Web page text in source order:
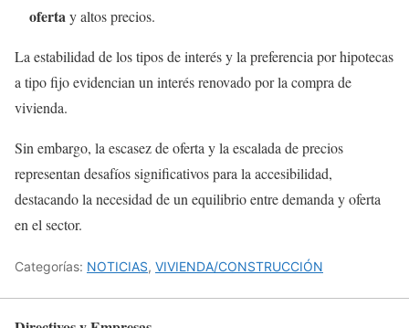
ofertay altos precios.
La estabilidad de los tipos de interés y la preferencia por hipotecas
a tipo fijo evidencian un interés renovado por la compra de
vivienda.
Sin embargo, la escasez de oferta y la escalada de precios
representan desafíos significativos para la accesibilidad,
destacando la necesidad de un equilibrio entre demanda y oferta
en el sector.
Categorías: NOTICIAS, VIVIENDA/CONSTRUCCIÓN